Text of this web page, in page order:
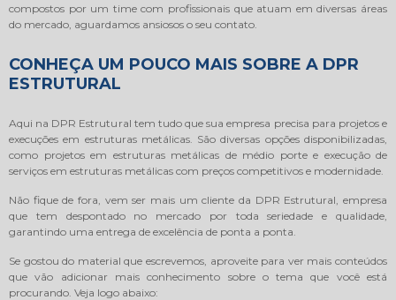
compostos por um time com profissionais que atuam em diversas áreas
do mercado, aguardamos ansiosos o seu contato.
CONHEÇA UM POUCO MAIS SOBRE A DPR
ESTRUTURAL
Aqui na DPR Estrutural tem tudo que sua empresa precisa para projetos e
execuções em estruturas metálicas. São diversas opções disponibilizadas,
como projetos em estruturas metálicas de médio porte e execução de
serviços em estruturas metálicas com preços competitivos e modernidade.
Não fique de fora, vem ser mais um cliente da DPR Estrutural, empresa
que tem despontado no mercado por toda seriedade e qualidade,
garantindo uma entrega de excelência de ponta a ponta.
Se gostou do material que escrevemos, aproveite para ver mais conteúdos
que vão adicionar mais conhecimento sobre o tema que você está
procurando. Veja logo abaixo: